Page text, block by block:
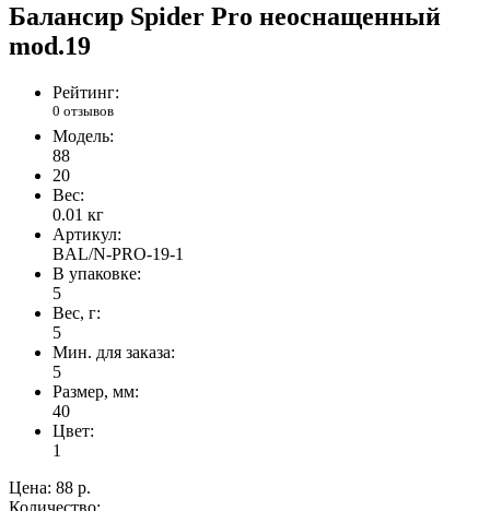
Балансир Spider Pro неоснащенный
mod.19
Рейтинг:
0 отзывов
Модель:
88
20
Вес:
0.01 кг
Артикул:
BAL/N-PRO-19-1
В упаковке:
5
Вес, г:
5
Мин. для заказа:
5
Размер, мм:
40
Цвет:
1
Цена: 88 р.